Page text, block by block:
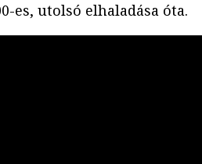
es, utolsó elhaladása óta.